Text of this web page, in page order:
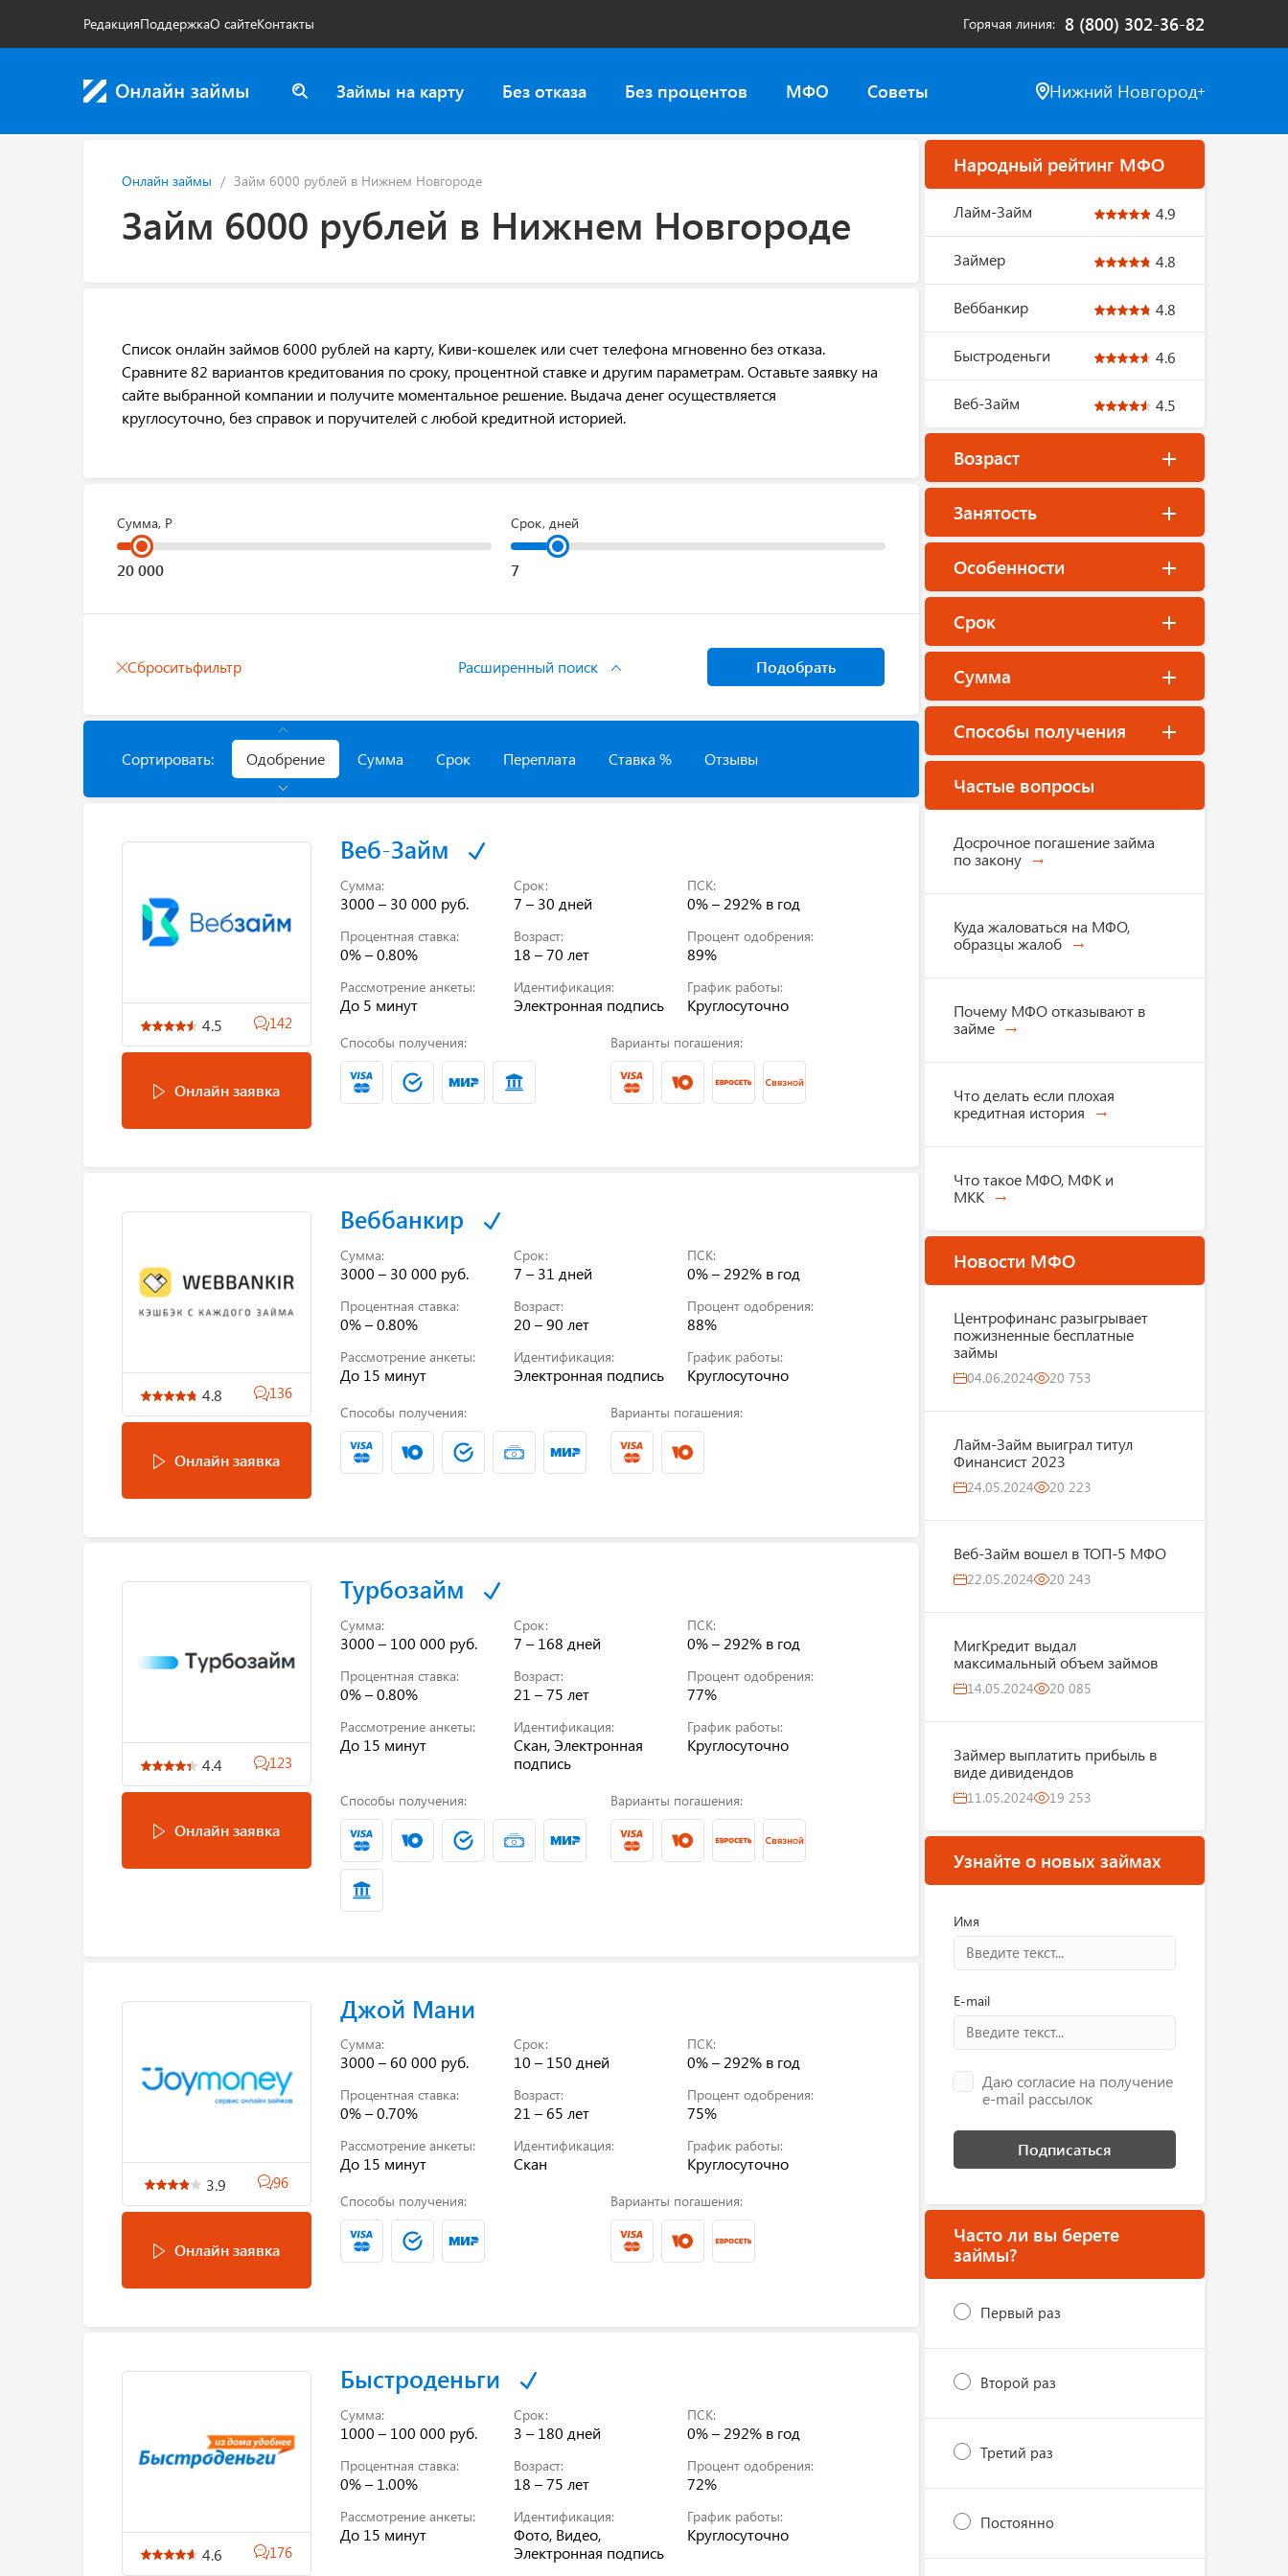
РедакцияПоддержкаО сайтеКонтакты Горячая линия 8 (800) 302-36-82
Займы на карту Без отказа Без процентов МФО Советы Нижний Новгород
Онлайн займы Займ 6000 рублей в Нижнем Новгороде
Займ 6000 рублей в Нижнем Новгороде
Список онлайн займов 6000 рублей на карту, Киви-кошелек или счет телефона мгновенно без отказа.
Сравните 82 вариантов кредитования по сроку, процентной ставке и другим параметрам. Оставьте заявку на
сайте выбранной компании и получите моментальное решение. Выдача денег осуществляется
круглосуточно, без справок и поручителей с любой кредитной историей.
Сумма, Р Срок, дней
Сброситьфильтр Расширенный поиск Подобрать
Сортировать: Одобрение Сумма Срок Переплата Ставка % Отзывы
4.5 142
Онлайн заявка
Веб-Займ
Сумма:
3000 – 30 000 руб.
Срок:
7 – 30 дней
ПСК:
0% – 292% в год
Процентная ставка:
0% – 0.80%
Возраст:
18 – 70 лет
Процент одобрения:
89%
Рассмотрение анкеты:
До 5 минут
Идентификация:
Электронная подпись
График работы:
Круглосуточно
Способы получения: Варианты погашения:
4.8 136
Онлайн заявка
Веббанкир
Сумма:
3000 – 30 000 руб.
Срок:
7 – 31 дней
ПСК:
0% – 292% в год
Процентная ставка:
0% – 0.80%
Возраст:
20 – 90 лет
Процент одобрения:
88%
Рассмотрение анкеты:
До 15 минут
Идентификация:
Электронная подпись
График работы:
Круглосуточно
Способы получения: Варианты погашения:
4.4 123
Онлайн заявка
Турбозайм
Сумма:
3000 – 100 000 руб.
Срок:
7 – 168 дней
ПСК:
0% – 292% в год
Процентная ставка:
0% – 0.80%
Возраст:
21 – 75 лет
Процент одобрения:
77%
Рассмотрение анкеты:
До 15 минут
Идентификация:
Скан, Электронная
подпись
График работы:
Круглосуточно
Способы получения: Варианты погашения:
3.9 96
Онлайн заявка
Джой Мани
Сумма:
3000 – 60 000 руб.
Срок:
10 – 150 дней
ПСК:
0% – 292% в год
Процентная ставка:
0% – 0.70%
Возраст:
21 – 65 лет
Процент одобрения:
75%
Рассмотрение анкеты:
До 15 минут
Идентификация:
Скан
График работы:
Круглосуточно
Способы получения: Варианты погашения:
4.6 176
Быстроденьги
Сумма:
1000 – 100 000 руб.
Срок:
3 – 180 дней
ПСК:
0% – 292% в год
Процентная ставка:
0% – 1.00%
Возраст:
18 – 75 лет
Процент одобрения:
72%
Рассмотрение анкеты:
До 15 минут
Идентификация:
Фото, Видео,
Электронная подпись
График работы:
Круглосуточно
Народный рейтинг МФО
Лайм-Займ 4.9
Займер 4.8
Веббанкир 4.8
Быстроденьги 4.6
Веб-Займ 4.5
Возраст
Занятость
Особенности
Срок
Сумма
Способы получения
Частые вопросы
Досрочное погашение займа
по закону
Куда жаловаться на МФО,
образцы жалоб
Почему МФО отказывают в
займе
Что делать если плохая
кредитная история
Что такое МФО, МФК и
МКК
Новости МФО
Центрофинанс разыгрывает
пожизненные бесплатные
займы
04.06.2024 20 753
Лайм-Займ выиграл титул
Финансист 2023
24.05.2024 20 223
Веб-Займ вошел в ТОП-5 МФО
22.05.2024 20 243
МигКредит выдал
максимальный объем займов
14.05.2024 20 085
Займер выплатить прибыль в
виде дивидендов
11.05.2024 19 253
Узнайте о новых займах
Имя
E-mail
Даю согласие на получение
e-mail рассылок
Подписаться
Часто ли вы берете
займы?
Первый раз
Второй раз
Третий раз
Постоянно